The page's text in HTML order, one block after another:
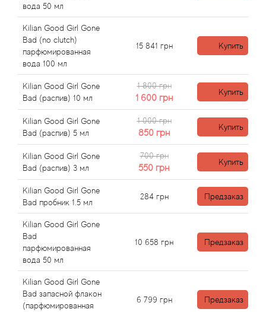
вода 50 мл
Kilian Good Girl Gone
Bad (no clutch)
парфюмированная
вода 100 мл
15 841 грн Купить
Kilian Good Girl Gone
Bad (распив) 10 мл
1 800 грн
1 600 грн
Купить
Kilian Good Girl Gone
Bad (распив) 5 мл
1 000 грн
850 грн
Купить
Kilian Good Girl Gone
Bad (распив) 3 мл
700 грн
550 грн
Купить
Kilian Good Girl Gone
Bad пробник 1.5 мл
284 грн Предзаказ
Kilian Good Girl Gone
Bad
парфюмированная
вода 50 мл
10 658 грн Предзаказ
Kilian Good Girl Gone
Bad запасной флакон
(парфюмированная
6 799 грн Предзаказ
Alyson Oldoini
Alyssa Ashley
American Crew
Amouage
Amouroud
Andre L'Arom
Angel Schlesser
Anima Mundi
Anna Sui
Annayake